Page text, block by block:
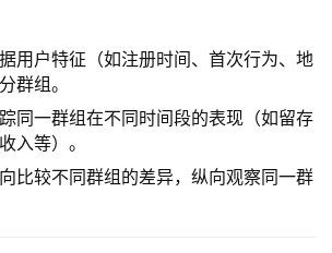
用户特征（如注册时间、首次行为、地
群组。
同一群组在不同时间段的表现（如留存
入等）。
比较不同群组的差异，纵向观察同一群